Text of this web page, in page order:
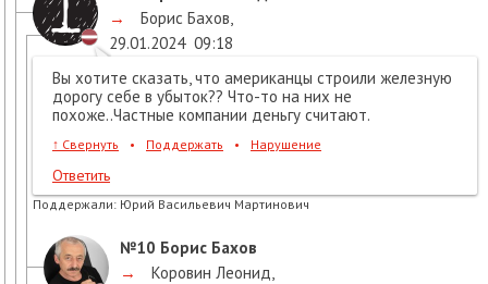
→
Борис Бахов
29.01.2024 09:18
Вы хотите сказать, что американцы строили железную
дорогу себе в убыток?? Что-то на них не
похоже..Частные компании деньгу считают.
↑ Свернуть • Поддержать • Нарушение
Ответить
Поддержали: Юрий Васильевич Мартинович
№10 Борис Бахов
→
Коровин Леонид